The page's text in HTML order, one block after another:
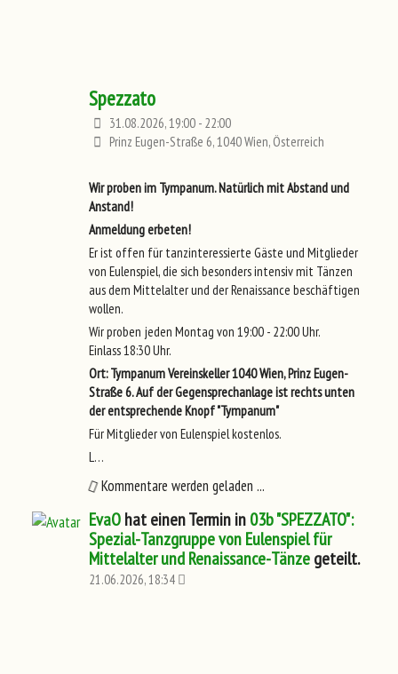
Spezzato
31.08.2026, 19:00 - 22:00
Prinz Eugen-Straße 6, 1040 Wien, Österreich
Wir proben im Tympanum. Natürlich mit Abstand und
Anstand!
Anmeldung erbeten!
Er ist offen für tanzinteressierte Gäste und Mitglieder
von Eulenspiel, die sich besonders intensiv mit Tänzen
aus dem Mittelalter und der Renaissance beschäftigen
wollen.
Wir proben jeden Montag von 19:00 - 22:00 Uhr.
Einlass 18:30 Uhr.
Ort: Tympanum Vereinskeller 1040 Wien, Prinz Eugen-
Straße 6. Auf der Gegensprechanlage ist rechts unten
der entsprechende Knopf "Tympanum"
Für Mitglieder von Eulenspiel kostenlos.
L…
Kommentare werden geladen ...
EvaOhat einen Termin in03b "SPEZZATO":
Spezial-Tanzgruppe von Eulenspiel für
Mittelalter und Renaissance-Tänzegeteilt.
21.06.2026, 18:34